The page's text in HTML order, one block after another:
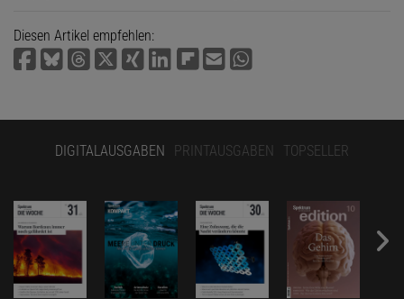
Diesen Artikel empfehlen:
DIGITALAUSGABEN PRINTAUSGABEN TOPSELLER